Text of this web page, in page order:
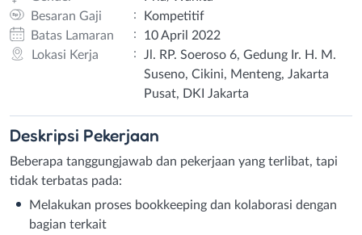
Besaran Gaji
:
Kompetitif
Batas Lamaran
:
10 April 2022
Lokasi Kerja
:
Jl. RP. Soeroso 6, Gedung Ir. H. M.
Suseno, Cikini, Menteng, Jakarta
Pusat, DKI Jakarta
Deskripsi Pekerjaan
Beberapa tanggungjawab dan pekerjaan yang terlibat, tapi
tidak terbatas pada:
Melakukan proses bookkeeping dan kolaborasi dengan
bagian terkait